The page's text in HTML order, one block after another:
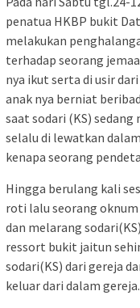
penatua HKBP bukit
melakukan
terhadap seorang
nya ikut serta di usir
anak nya berniat
saat sodari (KS) sedang
selalu di lewatkan
kenapa seorang
Hingga berulang kali
roti lalu seorang
dan melarang
ressort bukit jaitun
sodari(KS) dari gereja
keluar dari dalam gereja.